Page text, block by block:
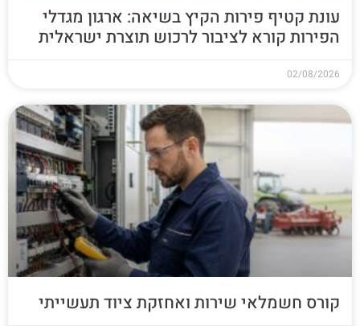
עונת קטיף פירות הקיץ בשיאה: ארגון מגדלי
הפירות קורא לציבור לרכוש תוצרת ישראלית
02/08/2026
קורס חשמלאי שירות ואחזקת ציוד תעשייתי